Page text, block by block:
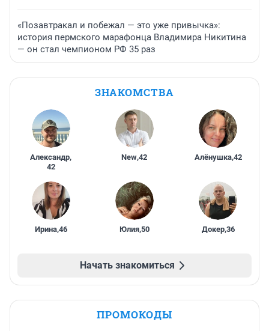
«Позавтракал и побежал — это уже привычка»:
история пермского марафонца Владимира Никитина
— он стал чемпионом РФ 35 раз
ЗНАКОМСТВА
Александр,
42
New,42 Алёнушка,42
Ирина,46 Юлия,50 Докер,36
Начать знакомиться
ПРОМОКОДЫ